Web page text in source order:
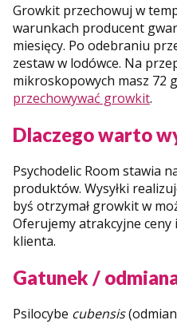
Growkit przechowuj w
warunkach producent
miesięcy. Po odebraniu
zestaw w lodówce. Na
mikroskopowych masz 72
przechowywać growkit.
Dlaczego warto
Psychodelic Room stawia
produktów. Wysyłki
byś otrzymał growkit w
Oferujemy atrakcyjne ceny
klienta.
Gatunek /
Psilocybe cubensis